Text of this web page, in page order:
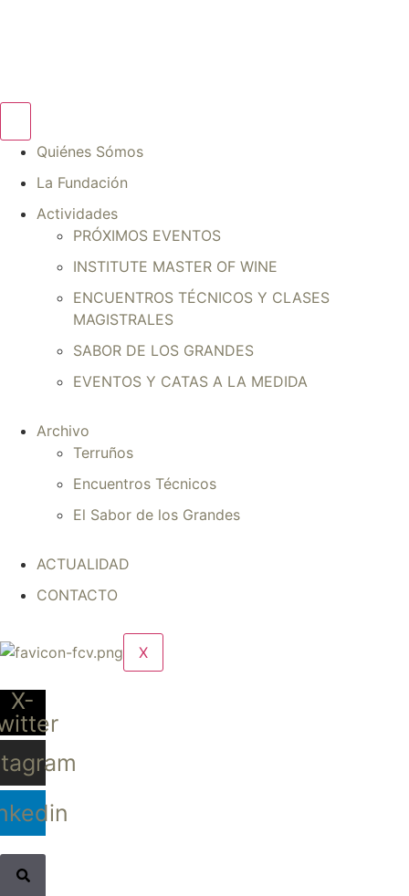
Quiénes Sómos
La Fundación
Actividades
PRÓXIMOS EVENTOS
INSTITUTE MASTER OF WINE
ENCUENTROS TÉCNICOS Y CLASES
MAGISTRALES
SABOR DE LOS GRANDES
EVENTOS Y CATAS A LA MEDIDA
Archivo
Terruños
Encuentros Técnicos
El Sabor de los Grandes
ACTUALIDAD
CONTACTO
X
X-